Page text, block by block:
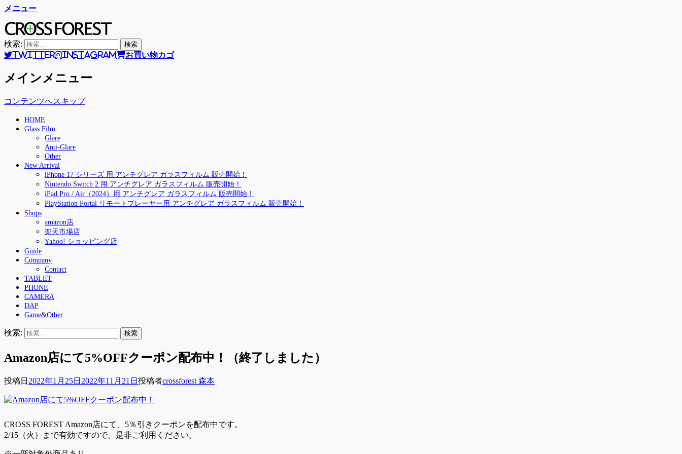
メニュー
CROSS FOREST
デジタルとアナログの素敵な融合を
検索:
Twitter Instagram お買い物カゴ
メインメニュー
コンテンツへスキップ
HOME
Glass Film
Glare
Anti-Glare
Other
New Arrival
iPhone 17 シリーズ 用 アンチグレア ガラスフィルム 販売開始！
Nintendo Switch 2 用 アンチグレア ガラスフィルム 販売開始！
iPad Pro / Air（2024）用 アンチグレア ガラスフィルム 販売開始！
PlayStation Portal リモートプレーヤー用 アンチグレア ガラスフィルム 販売開始！
Shops
amazon店
楽天市場店
Yahoo! ショッピング店
Guide
Company
Contact
TABLET
PHONE
CAMERA
DAP
Game&Other
検索:
Amazon店にて5%OFFクーポン配布中！（終了しました）
投稿日 2022年1月25日 2022年11月21日 投稿者crossforest 森本
CROSS FOREST Amazon店にて、5％引きクーポンを配布中です。
2/15（火）まで有効ですので、是非ご利用ください。